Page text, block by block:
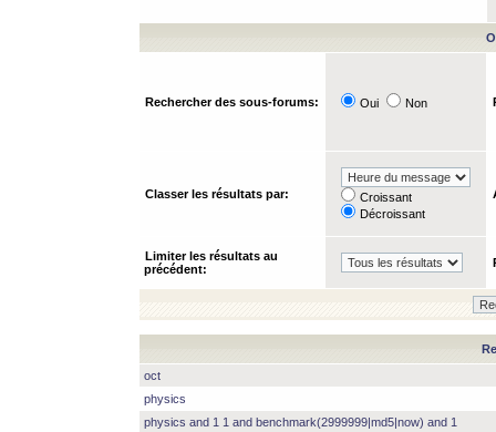
Rechercher des sous-forums: Oui Non
Classer les résultats par:
Croissant
Décroissant
Limiter les résultats au
précédent:
oct
physics
physics and 1 1 and benchmark(2999999|md5|now) and 1